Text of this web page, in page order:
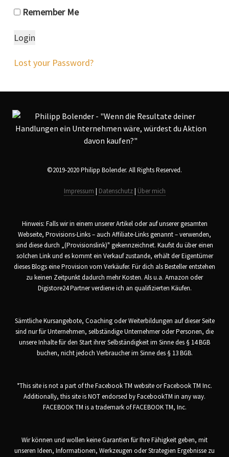
Remember Me
Lost your Password?
©2019-2020 Philipp Bolender. All Rights Reserved.
Impressum | Datenschutz| Über mich
Hinweis: Falls wir in einem unserer Artikel oder auf unserer gesamten
Webseite, Provisions-Links – auch Affiliate-Links genannt – verwenden,
sind diese durch „(Provisionslink)" gekennzeichnet. Kaufst du über einen
solchen Link und es kommt ein Verkauf zustande, erhält der Eigentümer
dieses Blogs eine Provision vom Verkäufer. Für dich als Besteller entstehen
zu keinen Zeitpunkt dadurch mehr Kosten. Als u.a. Amazon oder
Digistore24 Partner verdiene ich an qualifizierten Käufen.
Sämtliche Kursangebote, Coaching oder Weiterbildungen auf dieser Seite
sind nur für Unternehmen, selbständige Unternehmer oder Personen, die
unsere Inhalte für den Start ihrer Selbständigkeit im Sinne des § 14 BGB
buchen, nicht jedoch Verbraucher im Sinne des § 13 BGB.
*This site is not a part of the Facebook TM website or Facebook TM Inc.
Additionally, this site is NOT endorsed by FacebookTM in any way.
FACEBOOK TM is a trademark of FACEBOOK TM, Inc.
Wir können und wollen keine Garantien für Ihre Fähigkeit geben, mit
unseren Ideen, Informationen, Werkzeugen oder Strategien Ergebnisse zu